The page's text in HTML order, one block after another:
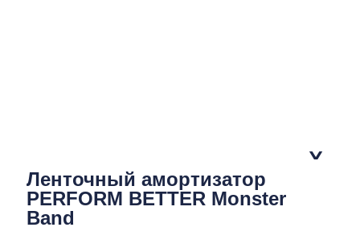
Ленточный амортизатор
PERFORM BETTER Monster
Band